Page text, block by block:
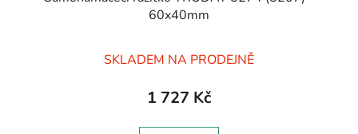
60x40mm
SKLADEM NA PRODEJNĚ
1 727 Kč